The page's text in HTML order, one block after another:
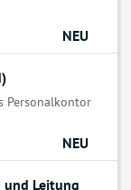
NEU
Personalkontor
NEU
Leitung